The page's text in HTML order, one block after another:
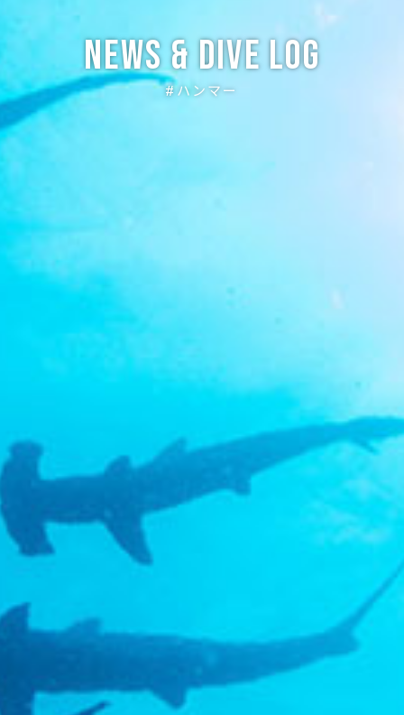
News & Dive Log
#ハンマー